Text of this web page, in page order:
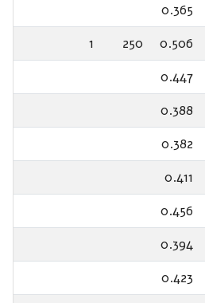
0.365
0.506
250
1
0.447
0.388
0.382
0.411
0.456
0.394
0.423